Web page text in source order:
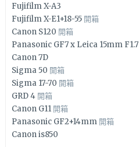
Fujifilm X-A3
Fujifilm X-E1+18-55 開箱
Canon S120 開箱
Panasonic GF7 x Leica 15mm F1.7
Canon 7D
Sigma 50 開箱
Sigma 17-70 開箱
GRD 4 開箱
Canon G11 開箱
Panasonic GF2+14mm 開箱
Canon is850